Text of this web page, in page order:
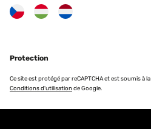
Protection
Ce site est protégé par reCAPTCHA et est soumis à la
Conditions d'utilisationde Google.